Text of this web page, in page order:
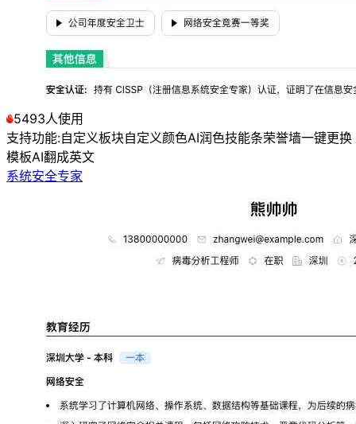
5493人使用
支持功能:自定义板块自定义颜色AI润色技能条荣誉墙一键更换
模板AI翻成英文
系统安全专家